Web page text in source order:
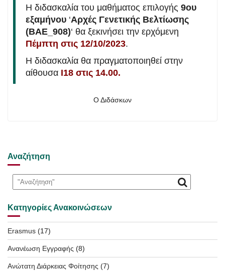
Η διδασκαλία του μαθήματος επιλογής 9ου
εξαμήνου ‘Αρχές Γενετικής Βελτίωσης
(ΒΑΕ_908)‘ θα ξεκινήσει την ερχόμενη
Πέμπτη στις 12/10/2023.
Η διδασκαλία θα πραγματοποιηθεί στην
αίθουσα Ι18 στις 14.00.
Ο Διδάσκων
Αναζήτηση
Κατηγορίες Ανακοινώσεων
Erasmus (17)
Ανανέωση Εγγραφής (8)
Ανώτατη Διάρκειας Φοίτησης (7)